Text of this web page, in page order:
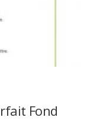
Fond